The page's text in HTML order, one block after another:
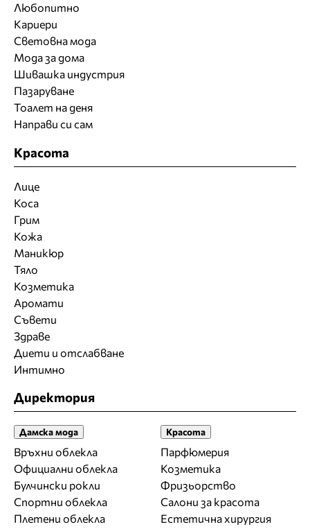
Любопитно
Кариери
Световна мода
Мода за дома
Шивашка индустрия
Пазаруване
Тоалет на деня
Направи си сам
Красота
Лице
Коса
Грим
Кожа
Маникюр
Тяло
Козметика
Аромати
Съвети
Здраве
Диети и отслабване
Интимно
Директория
Дамска мода
Връхни облекла
Официални облекла
Булчински рокли
Спортни облекла
Плетени облекла
Красота
Парфюмерия
Козметика
Фризьорство
Салони за красота
Естетична хирургия